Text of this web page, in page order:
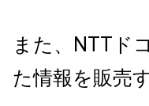
また、NTTド
た情報を販売